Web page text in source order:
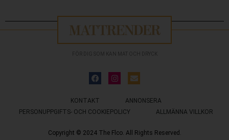
FÖR DIG SOM KAN MAT OCH DRYCK
KONTAKT
ANNONSERA
PERSONUPPGIFTS- OCH COOKIEPOLICY
ALLMÄNNA VILLKOR
Copyright © 2024 The Flco. All Rights Reserved.